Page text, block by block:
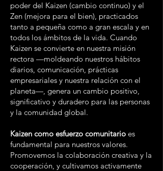
poder del Kaizen (cambio continuo) y el
Zen (mejora para el bien), practicados
tanto a pequeña como a gran escala y en
todos los ámbitos de la vida. Cuando
Kaizen se convierte en nuestra misión
rectora —moldeando nuestros hábitos
diarios, comunicación, prácticas
empresariales y nuestra relación con el
planeta—, genera un cambio positivo,
significativo y duradero para las personas
y la comunidad global.
Kaizen como esfuerzo comunitario es
fundamental para nuestros valores.
Promovemos la colaboración creativa y la
cooperación, y cultivamos activamente